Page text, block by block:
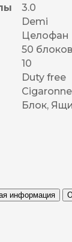
3.0
Demi
Целофан
50 блоков
10
Duty free
Cigaronne
Блок,
информация